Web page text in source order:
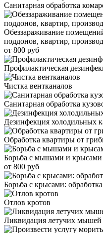
Санитарная обработка
Обеззараживание
поддонов, квартир,
от 800 руб
Профилактическая
Чистка вентканалов
Санитарная обработка
Дезинфекция холодильных
Обработка квартиры от
Борьба с мышами и крысами
от 800 руб
Борьба с крысами:
Отлов кротов
Ликвидация летучих мышей